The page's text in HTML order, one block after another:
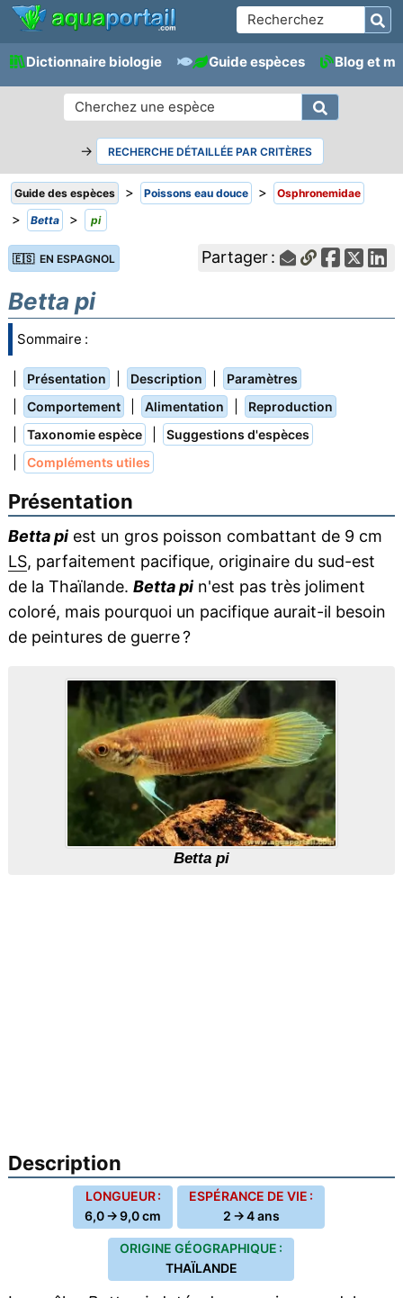
Dictionnaire biologie Guide espèces Blog et
→ RECHERCHE DÉTAILLÉE PAR CRITÈRES
Guide des espèces > Poissons eau douce > Osphronemidae
> Betta > pi
🇪🇸 EN ESPAGNOL Partager :
Betta pi
Sommaire :
Présentation Description Paramètres
Comportement Alimentation Reproduction
Taxonomie espèce Suggestions d'espèces
Compléments utiles
Présentation
Betta piest un gros poisson combattant de 9 cm
LS, parfaitement pacifique, originaire du sud-est
de la Thaïlande. Betta pin'est pas très joliment
coloré, mais pourquoi un pacifique aurait-il besoin
de peintures de guerre ?
Betta pi
Description
LONGUEUR :
6,0 → 9,0 cm
ESPÉRANCE DE VIE :
2 → 4 ans
ORIGINE GÉOGRAPHIQUE :
THAÏLANDE